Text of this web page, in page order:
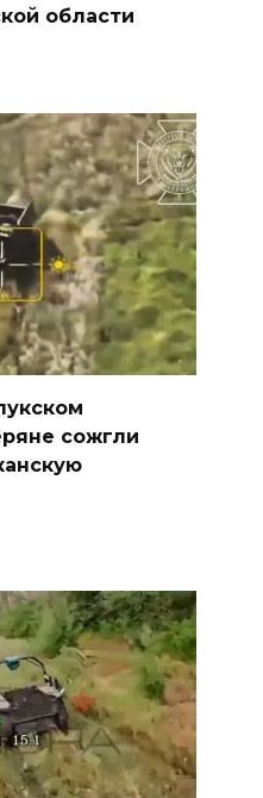
области
сожгли